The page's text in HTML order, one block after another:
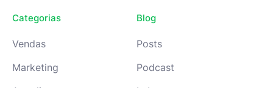
Categorias
Vendas
Marketing
Blog
Posts
Podcast